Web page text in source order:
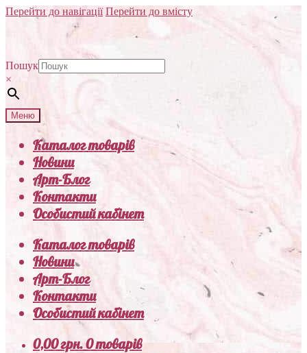
Перейти до навігації Перейти до вмісту
Пошук
×
Меню
Каталог товарів
Новини
Арт-Блог
Контакти
Особистий кабінет
Каталог товарів
Новини
Арт-Блог
Контакти
Особистий кабінет
0,00грн.0 товарів